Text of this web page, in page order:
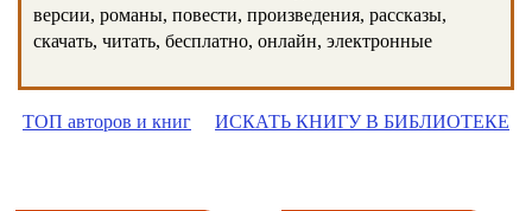
версии, романы, повести, произведения, рассказы,
скачать, читать, бесплатно, онлайн, электронные
ТОП авторов и книг ИСКАТЬ КНИГУ В БИБЛИОТЕКЕ